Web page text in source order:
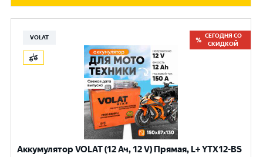
VOLAT
СЕГОДНЯ СО
СКИДКОЙ
Аккумулятор VOLAT (12 Ач, 12 V) Прямая, L+ YTX12-BS